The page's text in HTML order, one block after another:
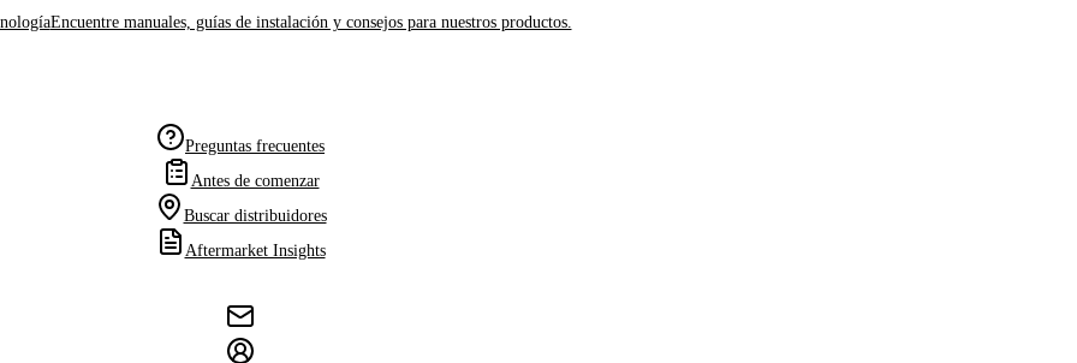
Encuentre manuales, guías de instalación y consejos para nuestros productos.
Preguntas frecuentes
Antes de comenzar
Buscar distribuidores
Aftermarket Insights